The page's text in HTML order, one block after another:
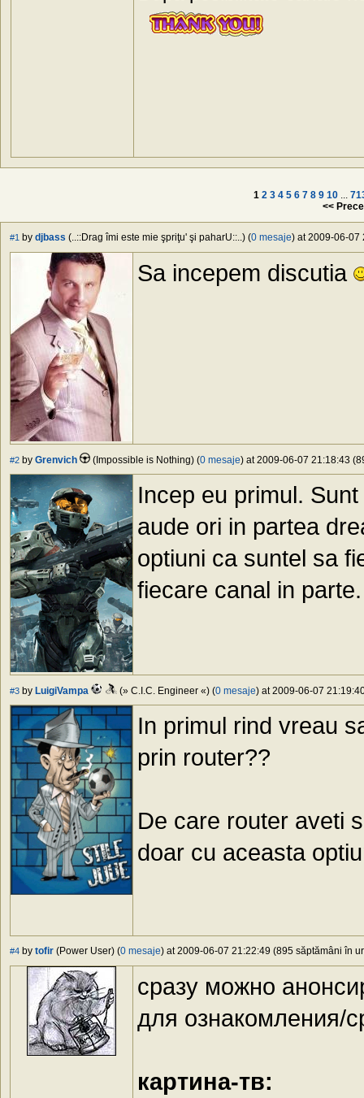
1 2 3 4 5 6 7 8 9 10 ...
<<
#1 by djbass (..::Drag îmi este mie şpriţu' şi paharU::..) (0 mesaje) at 2009-06-07
Sa incepem discutia
#2 by Grenvich (Impossible is Nothing) (0 mesaje) at 2009-06-07 21:18:43
Incep eu primul.
aude ori in partea
optiuni ca suntel sa
fiecare canal in
#3 by LuigiVampa (» C.I.C. Engineer «) (0 mesaje) at 2009-06-07
In primul rind vreau
prin router??
De care router aveti
doar cu aceasta
#4 by tofir (Power User) (0 mesaje) at 2009-06-07 21:22:49 (895 săptămâni în
сразу можно
для ознакомления/
картина-тв: